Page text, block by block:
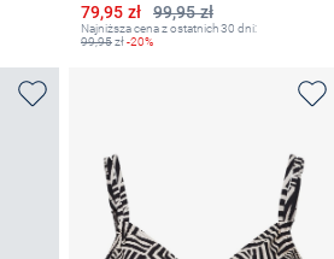
99,95 zł
Obniżona cena
79,95 zł
Najniższa cena z ostatnich 30 dni:
99,95zł-20%